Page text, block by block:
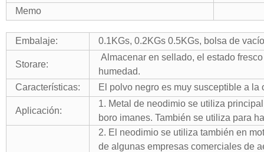
Memo
Embalaje: 0.1KGs, 0.2KGs 0.5KGs, bolsa de
Storare:
Almacenar en sellado, el estado
humedad.
Características:
El polvo negro es muy susceptible a
Aplicación:
1. Metal de neodimio se utiliza
boro imanes. También se utiliza para
2. El neodimio se utiliza también en
de algunas empresas comerciales de